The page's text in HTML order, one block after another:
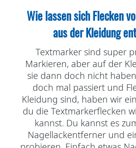
Wie lassen sich Flecken
aus der Kleidung
Textmarker sind super
Markieren, aber auf der
sie dann doch nicht
doch mal passiert und
Kleidung sind, haben wir
du die Textmarkerflecken
kannst. Du kannst es
Nagellackentferner und